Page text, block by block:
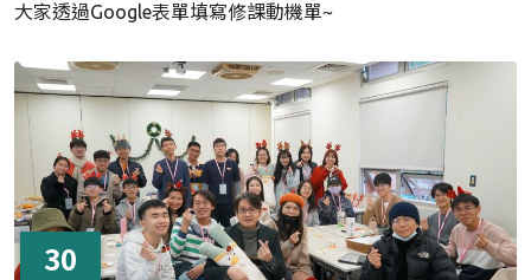
大家透過Google表單填寫修課動機單~
30